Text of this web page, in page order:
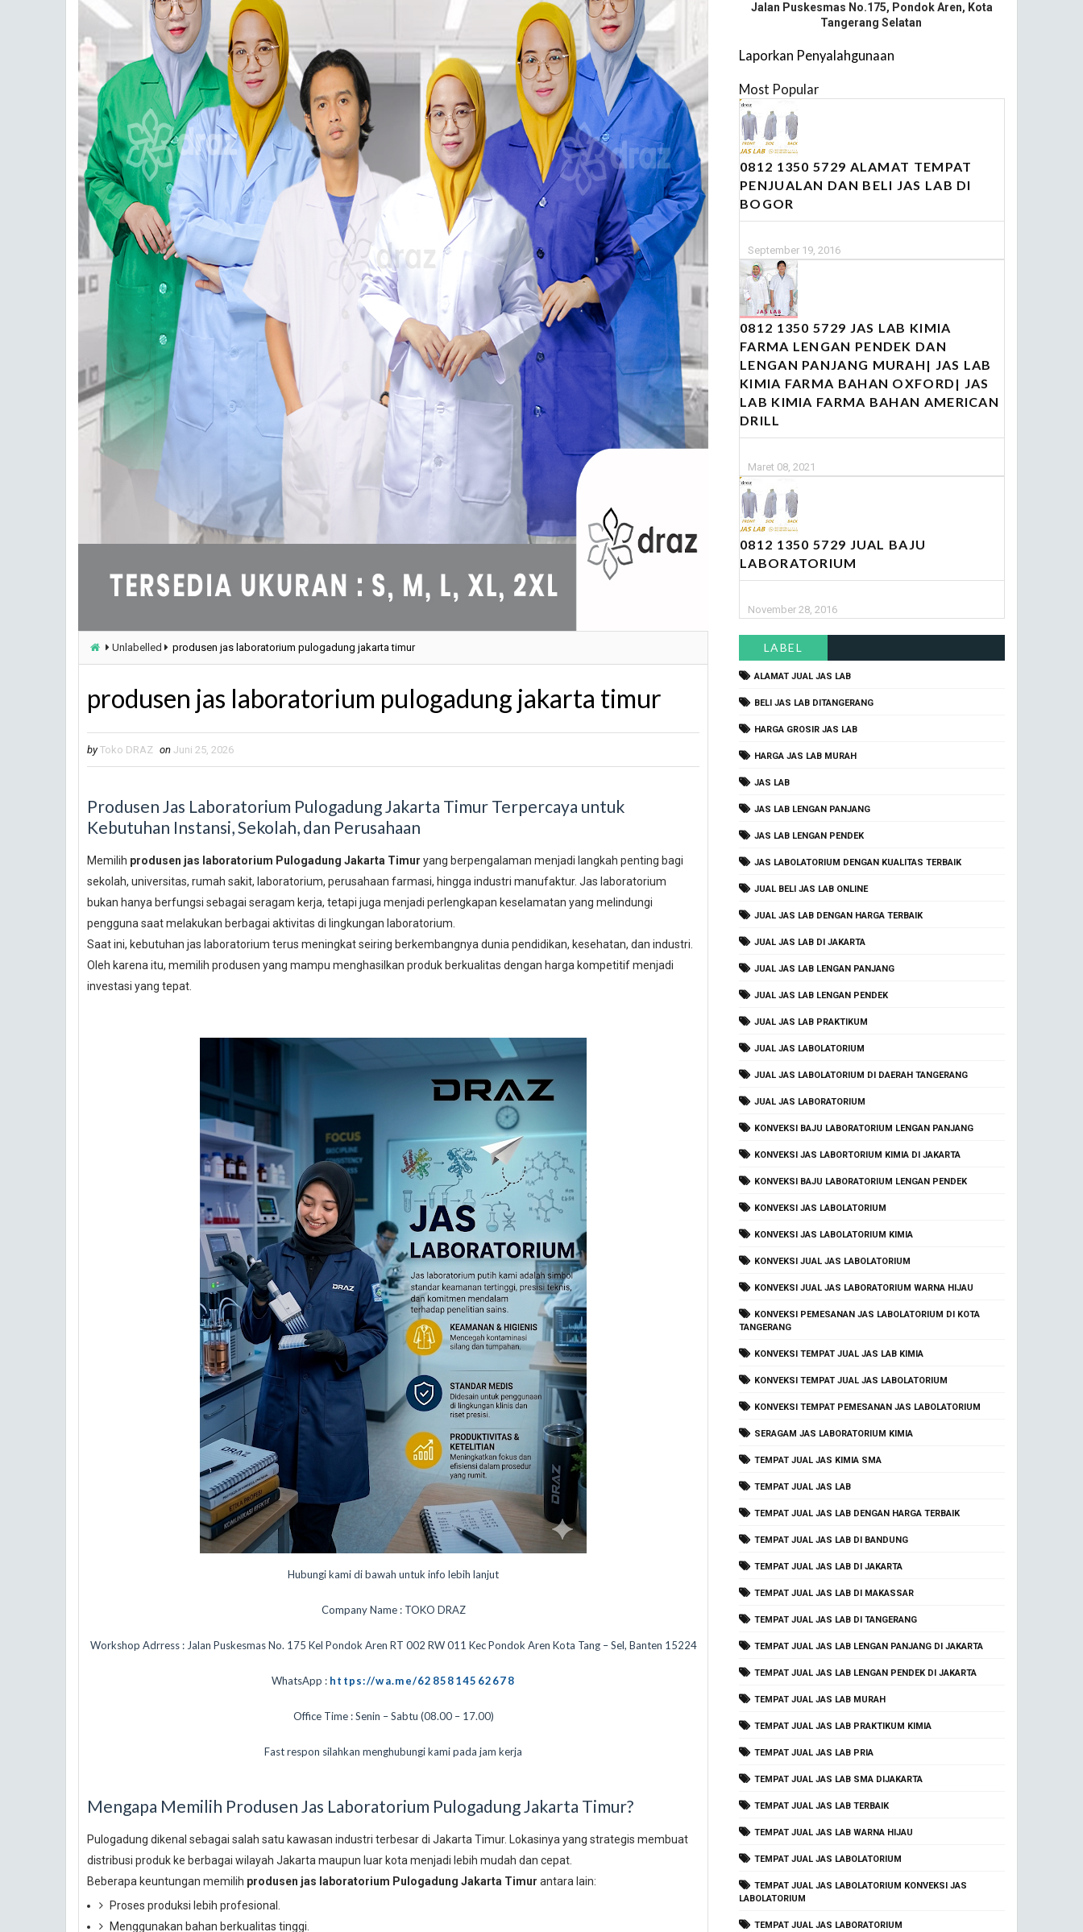
Unlabelled produsen jas laboratorium pulogadung jakarta timur
produsen jas laboratorium pulogadung jakarta timur
by Toko DRAZ on Juni 25, 2026
Produsen Jas Laboratorium Pulogadung Jakarta Timur Terpercaya untuk
Kebutuhan Instansi, Sekolah, dan Perusahaan
Memilih produsen jas laboratorium Pulogadung Jakarta Timur yang berpengalaman menjadi langkah penting bagi
sekolah, universitas, rumah sakit, laboratorium, perusahaan farmasi, hingga industri manufaktur. Jas laboratorium
bukan hanya berfungsi sebagai seragam kerja, tetapi juga menjadi perlengkapan keselamatan yang melindungi
pengguna saat melakukan berbagai aktivitas di lingkungan laboratorium.
Saat ini, kebutuhan jas laboratorium terus meningkat seiring berkembangnya dunia pendidikan, kesehatan, dan industri.
Oleh karena itu, memilih produsen yang mampu menghasilkan produk berkualitas dengan harga kompetitif menjadi
investasi yang tepat.
Hubungi kami di bawah untuk info lebih lanjut
Company Name : TOKO DRAZ
Workshop Adrress : Jalan Puskesmas No. 175 Kel Pondok Aren RT 002 RW 011 Kec Pondok Aren Kota Tang – Sel, Banten 15224
WhatsApp : https://wa.me/6285814562678
Office Time : Senin – Sabtu (08.00 – 17.00)
Fast respon silahkan menghubungi kami pada jam kerja
Mengapa Memilih Produsen Jas Laboratorium Pulogadung Jakarta Timur?
Pulogadung dikenal sebagai salah satu kawasan industri terbesar di Jakarta Timur. Lokasinya yang strategis membuat
distribusi produk ke berbagai wilayah Jakarta maupun luar kota menjadi lebih mudah dan cepat.
Beberapa keuntungan memilih produsen jas laboratorium Pulogadung Jakarta Timur antara lain:
Proses produksi lebih profesional.
Menggunakan bahan berkualitas tinggi.
Jalan Puskesmas No.175, Pondok Aren, Kota
Tangerang Selatan
Laporkan Penyalahgunaan
Most Popular
0812 1350 5729 ALAMAT TEMPAT
PENJUALAN DAN BELI JAS LAB DI
BOGOR
September 19, 2016
0812 1350 5729 JAS LAB KIMIA
FARMA LENGAN PENDEK DAN
LENGAN PANJANG MURAH| JAS LAB
KIMIA FARMA BAHAN OXFORD| JAS
LAB KIMIA FARMA BAHAN AMERICAN
DRILL
Maret 08, 2021
0812 1350 5729 JUAL BAJU
LABORATORIUM
November 28, 2016
LABEL
ALAMAT JUAL JAS LAB
BELI JAS LAB DITANGERANG
HARGA GROSIR JAS LAB
HARGA JAS LAB MURAH
JAS LAB
JAS LAB LENGAN PANJANG
JAS LAB LENGAN PENDEK
JAS LABOLATORIUM DENGAN KUALITAS TERBAIK
JUAL BELI JAS LAB ONLINE
JUAL JAS LAB DENGAN HARGA TERBAIK
JUAL JAS LAB DI JAKARTA
JUAL JAS LAB LENGAN PANJANG
JUAL JAS LAB LENGAN PENDEK
JUAL JAS LAB PRAKTIKUM
JUAL JAS LABOLATORIUM
JUAL JAS LABOLATORIUM DI DAERAH TANGERANG
JUAL JAS LABORATORIUM
KONVEKSI BAJU LABORATORIUM LENGAN PANJANG
KONVEKSI JAS LABORTORIUM KIMIA DI JAKARTA
KONVEKSI BAJU LABORATORIUM LENGAN PENDEK
KONVEKSI JAS LABOLATORIUM
KONVEKSI JAS LABOLATORIUM KIMIA
KONVEKSI JUAL JAS LABOLATORIUM
KONVEKSI JUAL JAS LABORATORIUM WARNA HIJAU
KONVEKSI PEMESANAN JAS LABOLATORIUM DI KOTA
TANGERANG
KONVEKSI TEMPAT JUAL JAS LAB KIMIA
KONVEKSI TEMPAT JUAL JAS LABOLATORIUM
KONVEKSI TEMPAT PEMESANAN JAS LABOLATORIUM
SERAGAM JAS LABORATORIUM KIMIA
TEMPAT JUAL JAS KIMIA SMA
TEMPAT JUAL JAS LAB
TEMPAT JUAL JAS LAB DENGAN HARGA TERBAIK
TEMPAT JUAL JAS LAB DI BANDUNG
TEMPAT JUAL JAS LAB DI JAKARTA
TEMPAT JUAL JAS LAB DI MAKASSAR
TEMPAT JUAL JAS LAB DI TANGERANG
TEMPAT JUAL JAS LAB LENGAN PANJANG DI JAKARTA
TEMPAT JUAL JAS LAB LENGAN PENDEK DI JAKARTA
TEMPAT JUAL JAS LAB MURAH
TEMPAT JUAL JAS LAB PRAKTIKUM KIMIA
TEMPAT JUAL JAS LAB PRIA
TEMPAT JUAL JAS LAB SMA DIJAKARTA
TEMPAT JUAL JAS LAB TERBAIK
TEMPAT JUAL JAS LAB WARNA HIJAU
TEMPAT JUAL JAS LABOLATORIUM
TEMPAT JUAL JAS LABOLATORIUM KONVEKSI JAS
LABOLATORIUM
TEMPAT JUAL JAS LABORATORIUM